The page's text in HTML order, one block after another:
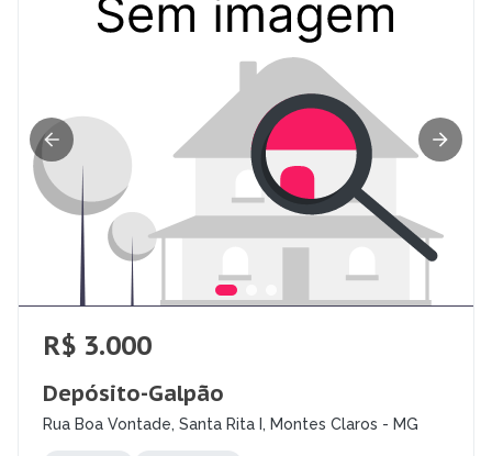
R$ 3.000
Depósito-Galpão
Rua Boa Vontade, Santa Rita I, Montes Claros - MG